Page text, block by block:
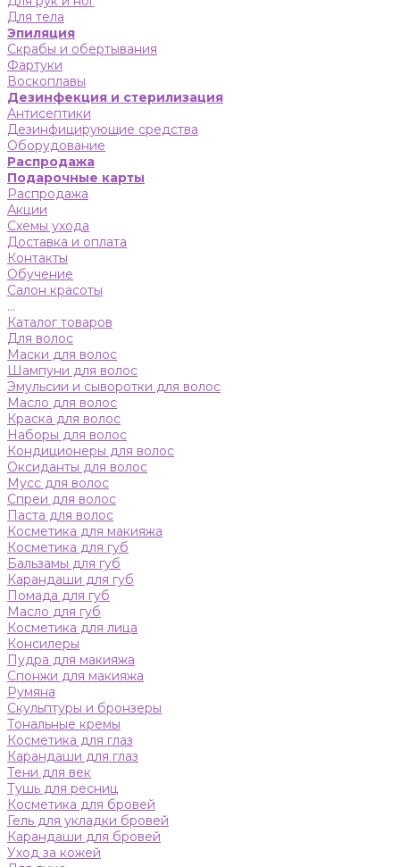
Для тела
Эпиляция
Скрабы и обертывания
Фартуки
Воскоплавы
Дезинфекция и стерилизация
Антисептики
Дезинфицирующие средства
Оборудование
Распродажа
Подарочные карты
Распродажа
Акции
Схемы ухода
Доставка и оплата
Контакты
Обучение
Салон красоты
...
Каталог товаров
Для волос
Маски для волос
Шампуни для волос
Эмульсии и сыворотки для волос
Масло для волос
Краска для волос
Наборы для волос
Кондиционеры для волос
Оксиданты для волос
Мусс для волос
Спреи для волос
Паста для волос
Косметика для макияжа
Косметика для губ
Бальзамы для губ
Карандаши для губ
Помада для губ
Масло для губ
Косметика для лица
Консилеры
Пудра для макияжа
Спонжи для макияжа
Румяна
Скульптуры и бронзеры
Тональные кремы
Косметика для глаз
Карандаши для глаз
Тени для век
Тушь для ресниц
Косметика для бровей
Гель для укладки бровей
Карандаши для бровей
Уход за кожей